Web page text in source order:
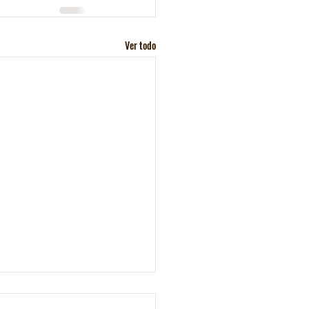
Ver todo
y Posada Familia